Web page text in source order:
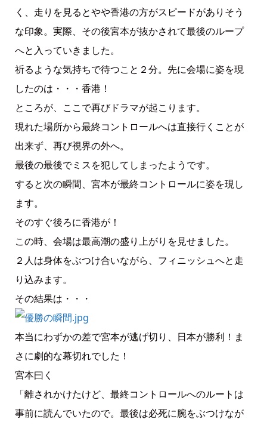
く、走りを見るとやや香港の方がスピードがありそう
な印象。実際、その後宮本が抜かされて最後のループ
へと入っていきました。
祈るような気持ちで待つこと２分。先に会場に姿を現
したのは・・・香港！
ところが、ここで再びドラマが起こります。
現れた場所から最終コントロールへは直接行くことが
出来ず、再び視界の外へ。
最後の最後でミスを犯してしまったようです。
すると次の瞬間、宮本が最終コントロールに姿を現し
ます。
そのすぐ後ろに香港が！
この時、会場は最高潮の盛り上がりを見せました。
２人は身体をぶつけ合いながら、フィニッシュへと走
り込みます。
その結果は・・・
本当にわずかの差で宮本が逃げ切り、日本が勝利！ま
さに劇的な幕切れでした！
宮本曰く
「離されかけたけど、最終コントロールへのルートは
事前に読んでいたので。最後は必死に腕をぶつけなが